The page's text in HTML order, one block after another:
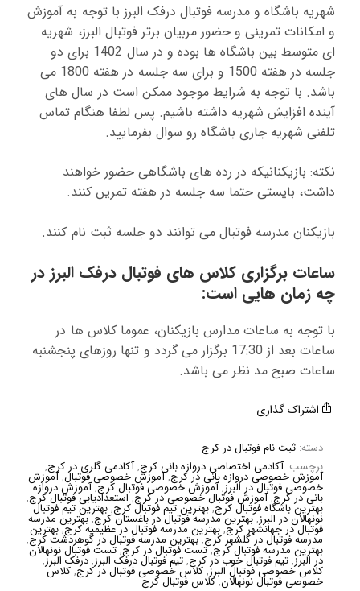
شهریه باشگاه و مدرسه فوتبال درفک البرز با توجه به آموزش
و امکانات تمرینی و حضور مربیان برتر فوتبال البرز، شهریه
ای متوسط بین باشگاه ها بوده و در سال 1402 برای دو
جلسه در هفته 1500 و برای سه جلسه در هفته 1800 می
باشد. با توجه به شرایط موجود ممکن است در سال های
آینده افزایش شهریه داشته باشیم. پس لطفا هنگام تماس
تلفنی شهریه جاری باشگاه رو سوال بفرمایید.
نکته: بازیکنانیکه در رده های باشگاهی حضور خواهند
داشت، بایستی حتما سه جلسه در هفته تمرین کنند.
بازیکنان مدرسه فوتبال می توانند دو جلسه ثبت نام کنند.
ساعات برگزاری کلاس های فوتبال درفک البرز در
چه زمان هایی است:
با توجه به ساعات مدارس بازیکنان، عموما کلاس ها در
ساعات بعد از 17:30 برگزار می گردد و تنها روزهای پنجشنبه
ساعات صبح مد نظر می باشد.
اشتراک گذاری
دسته:ثبت نام فوتبال در کرج
برچسب:آکادمی اختصاصی دروازه بانی کرج,آکادمی گلری در کرج,
آموزش خصوصی دروازه بانی در کرج,آموزش خصوصی فوتبال,آموزش
خصوصی فوتبال در البرز,آموزش خصوصی فوتبال کرج,آموزش دروازه
بانی در کرج,آموزش فوتبال خصوصی در کرج,استعدادیابی فوتبال کرج,
بهترین باشگاه فوتبال کرج,بهترین تیم فوتبال کرج,بهترین تیم فوتبال
نونهالان در البرز,بهترین مدرسه فوتبال در باغستان کرج,بهترین مدرسه
فوتبال در جهانشهر کرج,بهترین مدرسه فوتبال در عظیمیه کرج,بهترین
مدرسه فوتبال در گلشهر کرج,بهترین مدرسه فوتبال در گوهردشت کرج,
بهترین مدرسه فوتبال کرج,تست فوتبال در کرج,تست فوتبال نونهالان
در البرز,تیم فوتبال خوب در کرج,تیم فوتبال درفک البرز,درفک البرز,
کلاس خصوصی فوتبال البرز,کلاس خصوصی فوتبال در کرج,کلاس
خصوصی فوتبال نونهالان,کلاس فوتبال کرج